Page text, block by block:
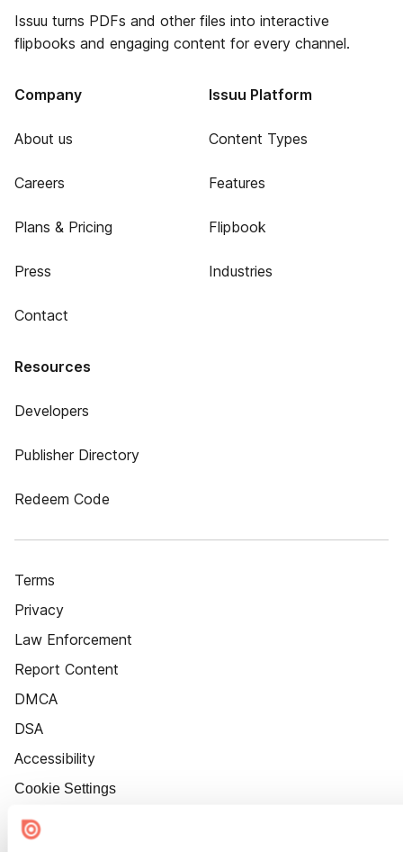
Issuu turns PDFs and other files into interactive
flipbooks and engaging content for every channel.
Company
About us
Careers
Plans & Pricing
Press
Contact
Issuu Platform
Content Types
Features
Flipbook
Industries
Resources
Developers
Publisher Directory
Redeem Code
Terms
Privacy
Law Enforcement
Report Content
DMCA
DSA
Accessibility
Cookie Settings